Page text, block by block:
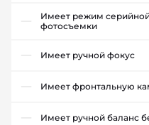
Имеет режим
фотосъемки
Имеет ручной фокус
Имеет фронтальную
Имеет ручной баланс